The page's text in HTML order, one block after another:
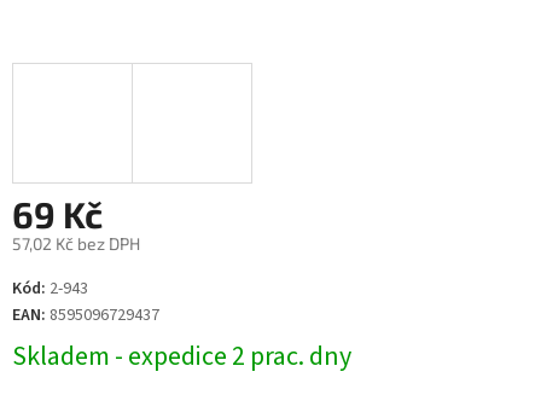
69 Kč
57,02 Kč bez DPH
Měrná
cena:
Kód: 2-943
EAN: 8595096729437
Skladem - expedice 2 prac. dny